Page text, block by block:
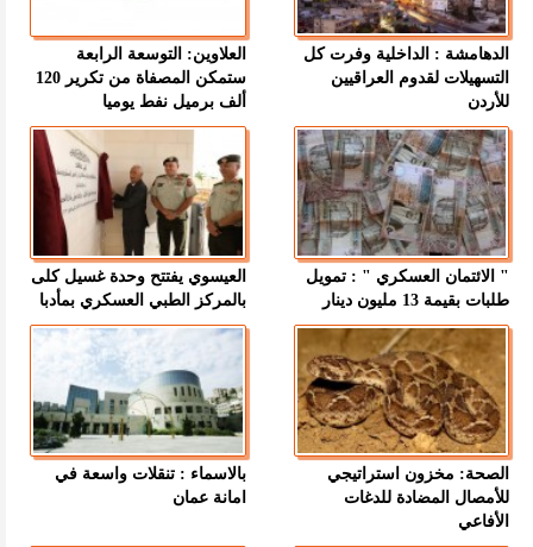
الدهامشة : الداخلية وفرت كل
التسهيلات لقدوم العراقيين
للأردن
العلاوين: التوسعة الرابعة
ستمكن المصفاة من تكرير 120
ألف برميل نفط يوميا
" الائتمان العسكري " : تمويل
طلبات بقيمة 13 مليون دينار
العيسوي يفتتح وحدة غسيل كلى
بالمركز الطبي العسكري بمأدبا
الصحة: مخزون استراتيجي
للأمصال المضادة للدغات
الأفاعي
بالاسماء : تنقلات واسعة في
امانة عمان